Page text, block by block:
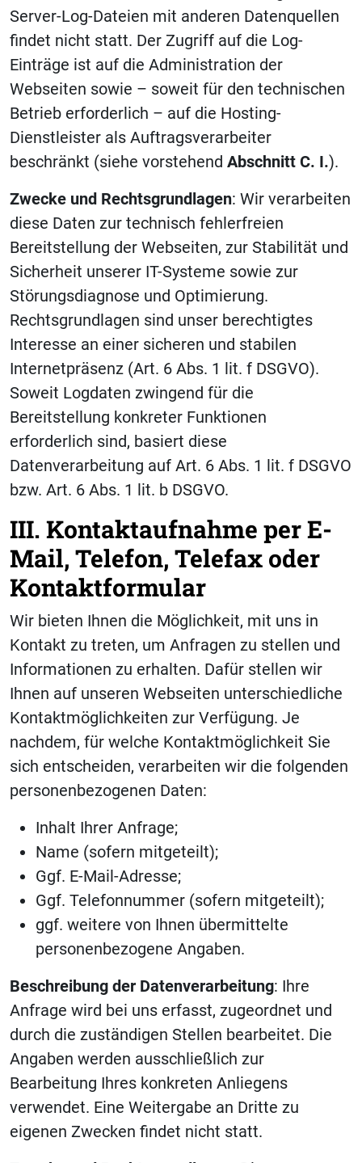
Server-Log-Dateien mit anderen Datenquellen
findet nicht statt. Der Zugriff auf die Log-
Einträge ist auf die Administration der
Webseiten sowie – soweit für den technischen
Betrieb erforderlich – auf die Hosting-
Dienstleister als Auftragsverarbeiter
beschränkt (siehe vorstehend Abschnitt C. I.).
Zwecke und Rechtsgrundlagen: Wir verarbeiten
diese Daten zur technisch fehlerfreien
Bereitstellung der Webseiten, zur Stabilität und
Sicherheit unserer IT-Systeme sowie zur
Störungsdiagnose und Optimierung.
Rechtsgrundlagen sind unser berechtigtes
Interesse an einer sicheren und stabilen
Internetpräsenz (Art. 6 Abs. 1 lit. f DSGVO).
Soweit Logdaten zwingend für die
Bereitstellung konkreter Funktionen
erforderlich sind, basiert diese
Datenverarbeitung auf Art. 6 Abs. 1 lit. f DSGVO
bzw. Art. 6 Abs. 1 lit. b DSGVO.
III. Kontaktaufnahme per E-
Mail, Telefon, Telefax oder
Kontaktformular
Wir bieten Ihnen die Möglichkeit, mit uns in
Kontakt zu treten, um Anfragen zu stellen und
Informationen zu erhalten. Dafür stellen wir
Ihnen auf unseren Webseiten unterschiedliche
Kontaktmöglichkeiten zur Verfügung. Je
nachdem, für welche Kontaktmöglichkeit Sie
sich entscheiden, verarbeiten wir die folgenden
personenbezogenen Daten:
Inhalt Ihrer Anfrage;
Name (sofern mitgeteilt);
Ggf. E-Mail-Adresse;
Ggf. Telefonnummer (sofern mitgeteilt);
ggf. weitere von Ihnen übermittelte
personenbezogene Angaben.
Beschreibung der Datenverarbeitung: Ihre
Anfrage wird bei uns erfasst, zugeordnet und
durch die zuständigen Stellen bearbeitet. Die
Angaben werden ausschließlich zur
Bearbeitung Ihres konkreten Anliegens
verwendet. Eine Weitergabe an Dritte zu
eigenen Zwecken findet nicht statt.